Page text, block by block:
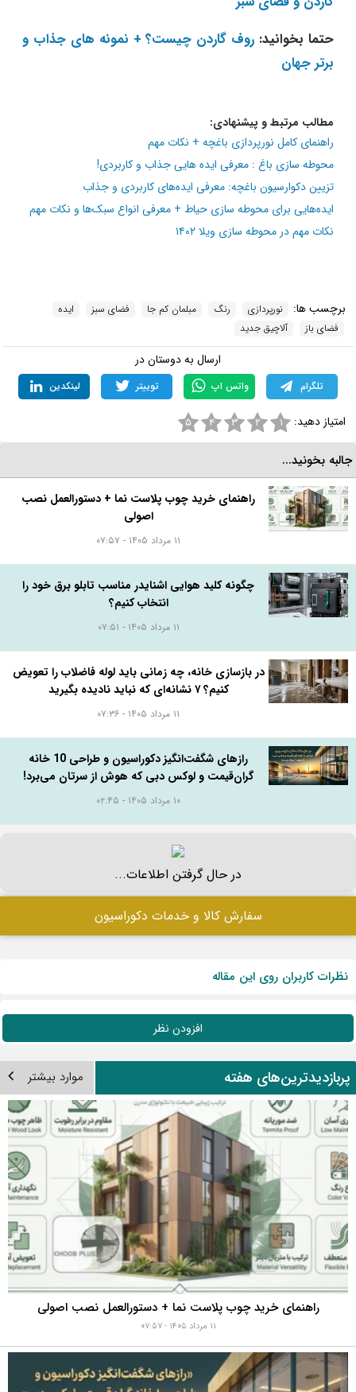
حتما بخوانید:روف گاردن چیست؟ + نمونه‌ های جذاب و
برتر جهان
مطالب مرتبط و پیشنهادی:
راهنمای کامل نورپردازی باغچه + نکات مهم
محوطه سازی باغ : معرفی ایده‌ هایی جذاب و کاربردی!
تزیین دکوارسیون باغچه: معرفی ایده‌های کاربردی و جذاب
ایده‌هایی برای محوطه سازی حیاط + معرفی انواع سبک‌ها و نکات مهم
نکات مهم در محوطه سازی ویلا ۱۴۰۲
برچسب ها: نورپردازی رنگ مبلمان کم جا فضای سبز
ایده
فضای باز
آلاچیق جدید
ارسال به دوستان در
تلگرام واتس اپ توییتر لینکدین
امتیاز دهید: ۱ ۲ ۳ ۴ ۵
بخونید...
راهنمای خرید چوب پلاست نما + دستورالعمل نصب
اصولی
چگونه کلید هوایی اشنایدر مناسب تابلو برق خود را
انتخاب کنیم؟
در بازسازی خانه، چه زمانی باید لوله فاضلاب را تعویض
کنیم؟ ۷ نشانه‌ای که نباید نادیده بگیرید
رازهای شگفت‌انگیز دکوراسیون و طراحی 10 خانه
گران‌قیمت و لوکس دبی که هوش از سرتان می‌برد!
در حال گرفتن اطلاعات...
سفارش کالا و خدمات دکوراسیون
نظرات کاربران روی این مقاله
افزودن نظر
هفته موارد بیشتر
راهنمای خرید چوب پلاست نما + دستورالعمل نصب اصولی